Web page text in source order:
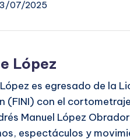
07/2025
López
es egresado de la
(FINI) con el
Manuel López
espectáculos y